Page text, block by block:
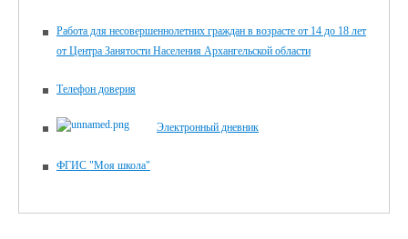
Работа для несовершеннолетних граждан в возрасте от 14 до 18 лет
от Центра Занятости Населения Архангельской области
Телефон доверия
Электронный дневник
ФГИС "Моя школа"